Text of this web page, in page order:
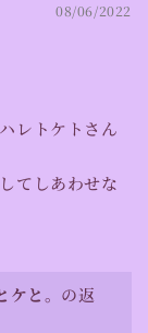
08/06/2022
レトケトさん
てしあわせな
と。 の返